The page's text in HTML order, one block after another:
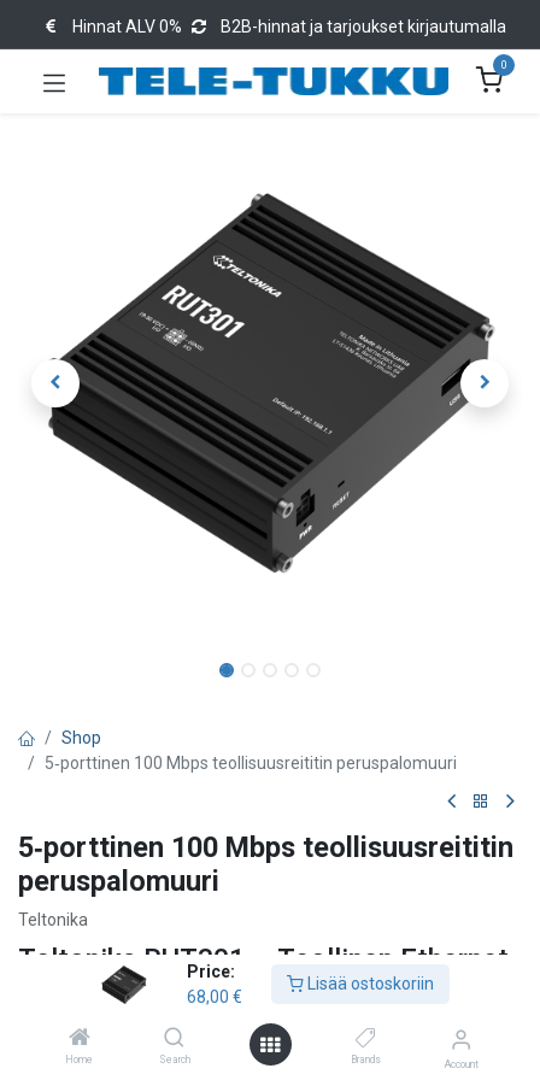
Price:
68,00 €
Lisää ostoskoriin
Home Search Brands Account
Hinnat ALV 0% B2B-hinnat ja tarjoukset kirjautumalla
0
Shop
5‑porttinen 100 Mbps teollisuusreititin peruspalomuuri
5‑porttinen 100 Mbps teollisuusreititin
peruspalomuuri
Teltonika
Teltonika RUT301 – Teollinen Ethernet-
Teltonika RUT301 on kustannustehokas, kompakti ja luotettava
teollisuustason Ethernet-reititin kiinteisiin verkkoyhteyksiin. Se on